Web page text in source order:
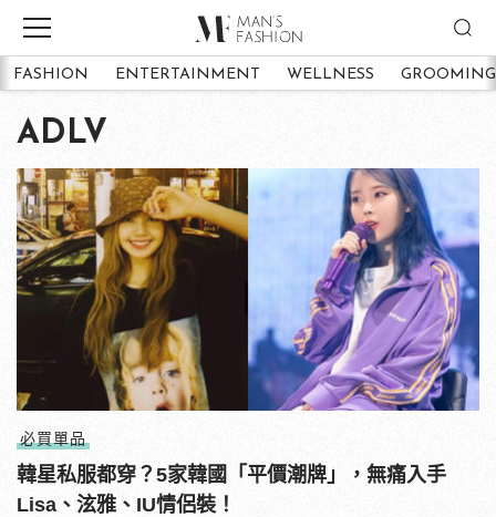
FASHION ENTERTAINMENT WELLNESS GROOMING
ADLV
必買單品
韓星私服都穿？5家韓國「平價潮牌」，無痛入手
Lisa、泫雅、IU情侶裝！